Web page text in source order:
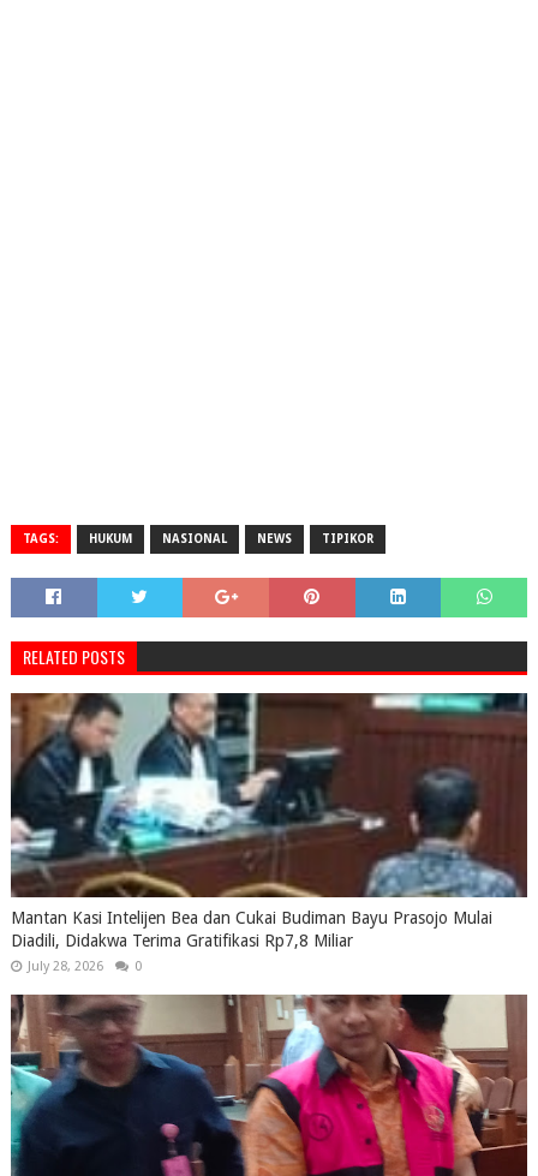
TAGS: HUKUM NASIONAL NEWS TIPIKOR
RELATED POSTS
Mantan Kasi Intelijen Bea dan Cukai Budiman Bayu Prasojo Mulai
Diadili, Didakwa Terima Gratifikasi Rp7,8 Miliar
July 28, 2026 0